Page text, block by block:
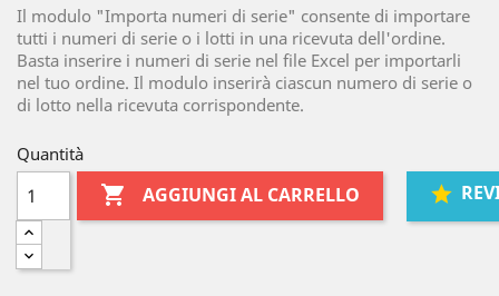
Il modulo "Importa numeri di serie" consente di importare
tutti i numeri di serie o i lotti in una ricevuta dell'ordine.
Basta inserire i numeri di serie nel file Excel per importarli
nel tuo ordine. Il modulo inserirà ciascun numero di serie o
di lotto nella ricevuta corrispondente.
Quantità
 AGGIUNGI AL CARRELLO